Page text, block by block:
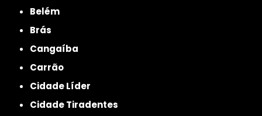
Belém
Brás
Cangaíba
Carrão
Cidade Líder
Cidade Tiradentes